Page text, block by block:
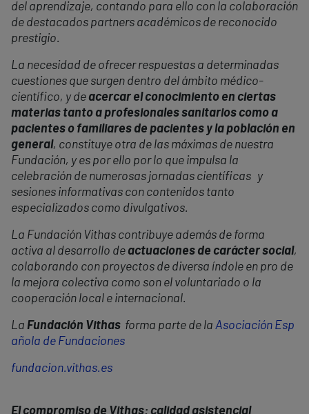
del aprendizaje, contando para ello con la colaboración
de destacados partners académicos de reconocido
prestigio.
La necesidad de ofrecer respuestas a determinadas
cuestiones que surgen dentro del ámbito médico-
científico, y de acercar el conocimiento en ciertas
materias tanto a profesionales sanitarios como a
pacientes o familiares de pacientes y la población en
general, constituye otra de las máximas de nuestra
Fundación, y es por ello por lo que impulsa la
celebración de numerosas jornadas científicas y
sesiones informativas con contenidos tanto
especializados como divulgativos.
La Fundación Vithas contribuye además de forma
activa al desarrollo de actuaciones de carácter social,
colaborando con proyectos de diversa índole en pro de
la mejora colectiva como son el voluntariado o la
cooperación local e internacional.
La Fundación Vithas forma parte de la Asociación Esp
añola de Fundaciones
fundacion.vithas.es
El compromiso de Vithas: calidad asistencial